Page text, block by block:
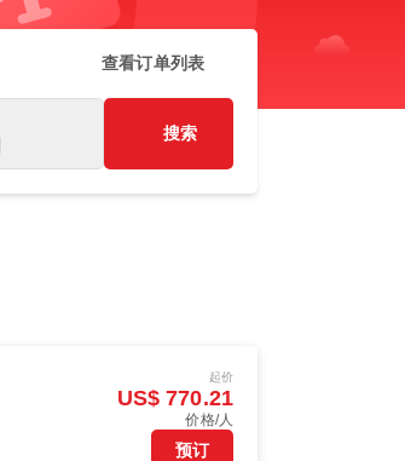
查看订单列表
搜索
起价
US$ 770.21
价格/人
预订